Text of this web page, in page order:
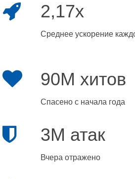
2,17x
Среднее ускорение
90M хитов
Спасено с начала года
3M атак
Вчера отражено